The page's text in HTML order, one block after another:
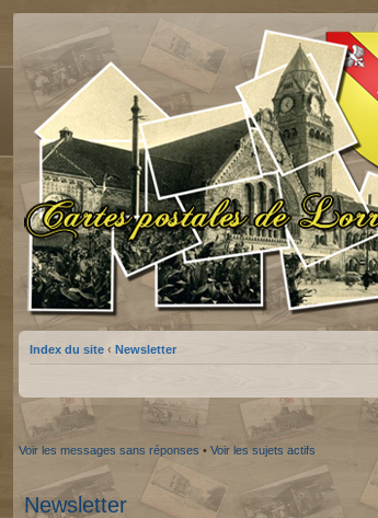
Index du site ‹ Newsletter
Voir les messages sans réponses • Voir les sujets actifs
Newsletter